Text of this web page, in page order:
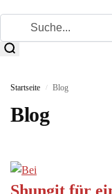
Startseite / Blog
Blog